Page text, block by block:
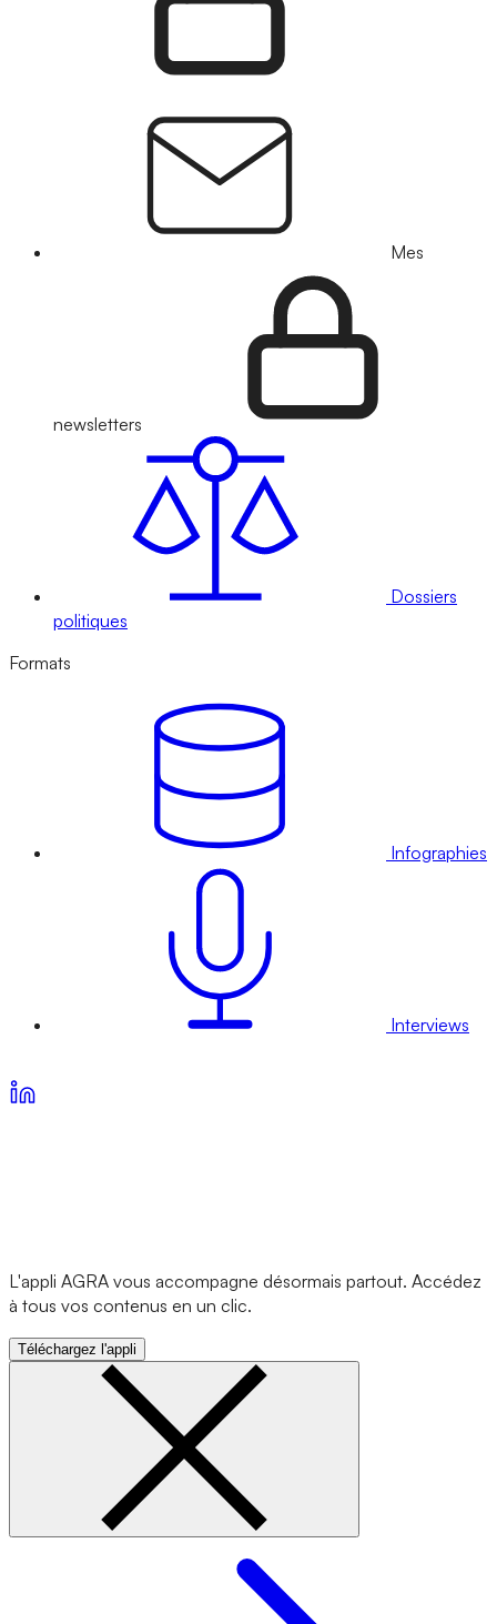
Mes
newsletters
Dossiers
politiques
Formats
Infographies
Interviews
L'appli AGRA vous accompagne désormais partout. Accédez
à tous vos contenus en un clic.
Téléchargez l'appli